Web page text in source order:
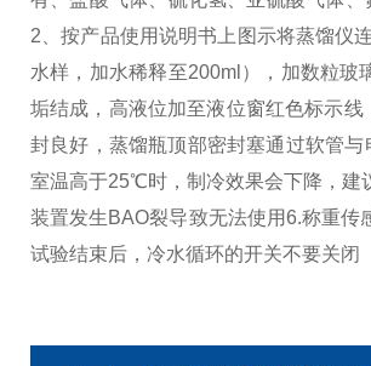
2、按产品使用说明书上图示将蒸馏仪
水样，加水稀释至200ml），加数粒玻
垢结成，高液位加至液位窗红色标示
封良好，蒸馏瓶顶部密封塞通过软管
室温高于25℃时，制冷效果会下降，建
装置发生BAO裂导致无法使用6.称重传
试验结束后，冷水循环的开关不要关闭